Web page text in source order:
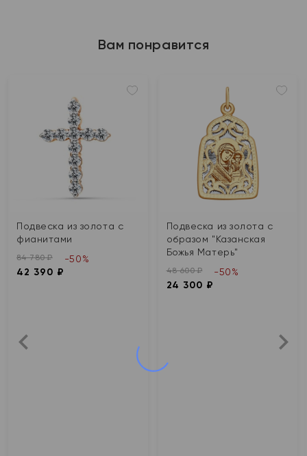
Вам понравится
Подвеска из золота с
фианитами
84 780 ₽
42 390 ₽
-50%
Подвеска из золота с
образом "Казанская
Божья Матерь"
48 600 ₽
24 300 ₽
-50%